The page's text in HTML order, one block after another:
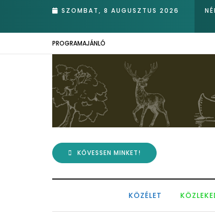
SZOMBAT, 8 AUGUSZTUS 2026
PROGRAMAJÁNLÓ
KÖVESSEN MINKET!
KÖZÉLET